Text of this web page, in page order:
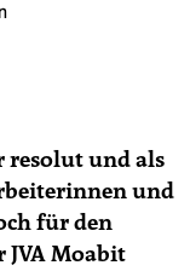
resolut und als
und
für den
JVA Moabit